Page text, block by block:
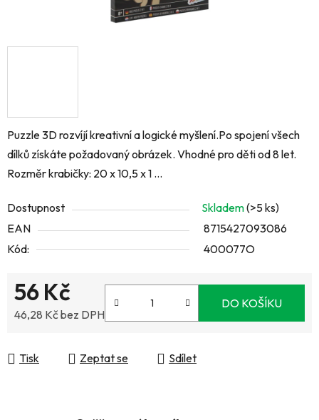
Puzzle 3D rozvíjí kreativní a logické myšlení.Po spojení všech
dílků získáte požadovaný obrázek. Vhodné pro děti od 8 let.
Rozměr krabičky: 20 x 10,5 x 1 ...
Dostupnost Skladem(>5 ks)
EAN
8715427093086
Kód:
400077O
56 Kč
46,28 Kč bez DPH
DO KOŠÍKU
Tisk Zeptat se Sdílet